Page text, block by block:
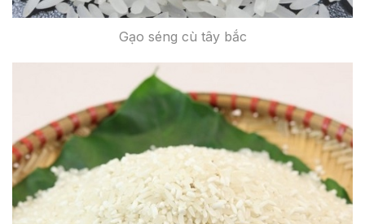
Gạo séng cù tây bắc